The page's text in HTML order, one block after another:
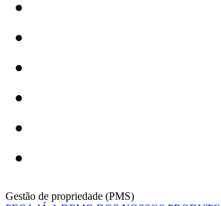
Gestão de propriedade (PMS)